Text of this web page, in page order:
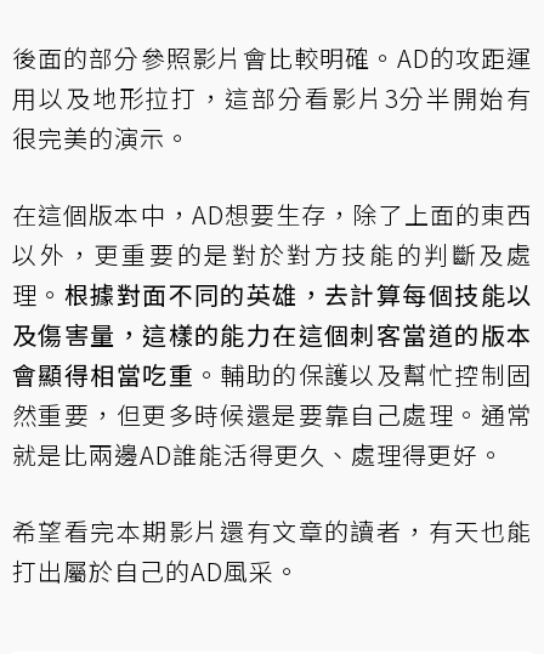
後面的部分參照影片會比較明確。AD的攻距運
用以及地形拉打，這部分看影片3分半開始有
很完美的演示。
在這個版本中，AD想要生存，除了上面的東西
以外，更重要的是對於對方技能的判斷及處
理。 根據對面不同的英雄，去計算每個技能以
及傷害量，這樣的能力在這個刺客當道的版本
會顯得相當吃重 。輔助的保護以及幫忙控制固
然重要，但更多時候還是要靠自己處理。通常
就是比兩邊AD誰能活得更久、處理得更好。
希望看完本期影片還有文章的讀者，有天也能
打出屬於自己的AD風采。